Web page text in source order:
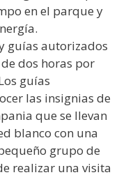
en el parque y
guías autorizados
dos horas por
guías
las insignias de
que se llevan
blanco con una
grupo de
realizar una visita